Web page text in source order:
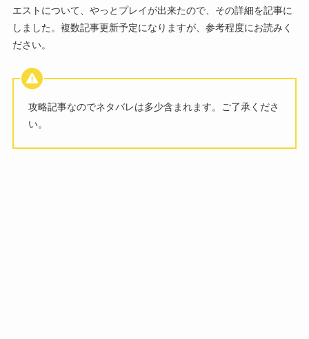
エストについて、やっとプレイが出来たので、その詳細を記事に
しました。複数記事更新予定になりますが、参考程度にお読みく
ださい。
攻略記事なのでネタバレは多少含まれます。ご了承くださ
い。